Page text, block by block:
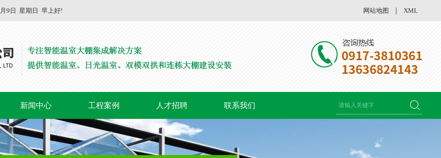
9日 星期日 早上好! 网站地图 XML
新闻中心 工程案例 人才招聘 联系我们